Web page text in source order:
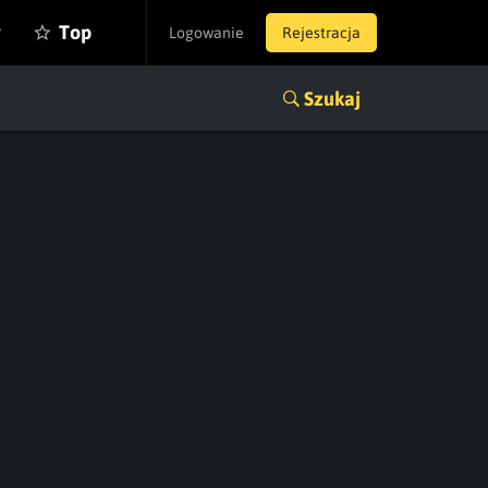
Logowanie Rejestracja
Top
Szukaj